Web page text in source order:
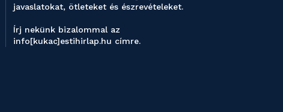
javaslatokat, ötleteket és észrevételeket.
Írj nekünk bizalommal az
info[kukac]estihirlap.hu címre.